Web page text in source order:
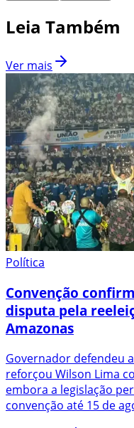
Leia Também
Ver mais
Política
Convenção
disputa pela
Amazonas
Governador defendeu
reforçou Wilson Lima
embora a legislação
convenção até 15 de